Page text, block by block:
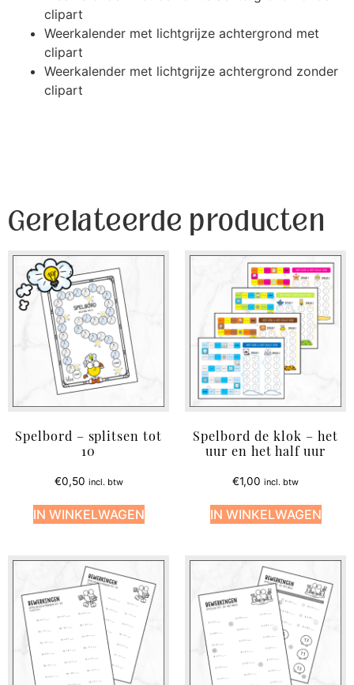
clipart
Weerkalender met lichtgrijze achtergrond met
clipart
Weerkalender met lichtgrijze achtergrond zonder
clipart
Gerelateerde producten
Spelbord – splitsen tot
10
€0,50 incl. btw
IN WINKELWAGEN
Spelbord de klok – het
uur en het half uur
€1,00 incl. btw
IN WINKELWAGEN